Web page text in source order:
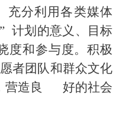
充分利用各类媒体
计划的意义、目标
度和参与度。积极
者团队和群众文化
营造良
好的社会